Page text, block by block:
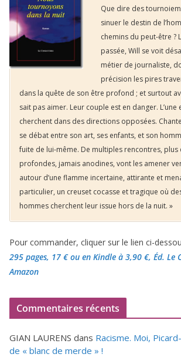
Que dire des
sinuer le destin de
chemins du peut-être ?
passée, Will se voit
métier de journaliste,
précision les pires
dans la quête de son être profond ; et surtout
sait pas aimer. Leur couple est en danger. L’une
cherchent dans des directions opposées.
se débat entre son art, ses enfants, et son
fuite de lui-même. De multiples rencontres, plus
profondes, jamais anodines, vont les amener
autour d’une flamme incertaine, attirante et
particulier, un creuset cocasse et tragique où
hommes cherchent leur issue hors de la nuit. »
Pour commander, cliquer sur le lien ci-
295 pages, 17 €ou en Kindle à 3,90 €, Éd. Le
Amazon
Commentaires récents
GIAN LAURENS dans Racisme. Moi,
de « blanc de merde » !